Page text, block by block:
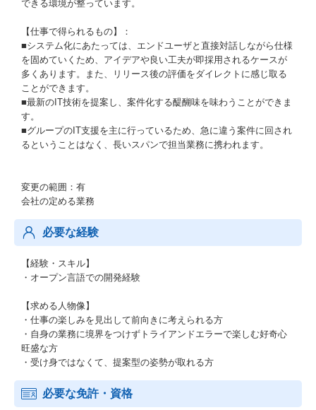
できる環境が整っています。
【仕事で得られるもの】：
■システム化にあたっては、エンドユーザと直接対話しながら仕様
を固めていくため、アイデアや良い工夫が即採用されるケースが
多くあります。また、リリース後の評価をダイレクトに感じ取る
ことができます。
■最新のIT技術を提案し、案件化する醍醐味を味わうことができま
す。
■グループのIT支援を主に行っているため、急に違う案件に回され
るということはなく、長いスパンで担当業務に携われます。
変更の範囲：有
会社の定める業務
必要な経験
【経験・スキル】
・オープン言語での開発経験
【求める人物像】
・仕事の楽しみを見出して前向きに考えられる方
・自身の業務に境界をつけずトライアンドエラーで楽しむ好奇心
旺盛な方
・受け身ではなくて、提案型の姿勢が取れる方
必要な免許・資格